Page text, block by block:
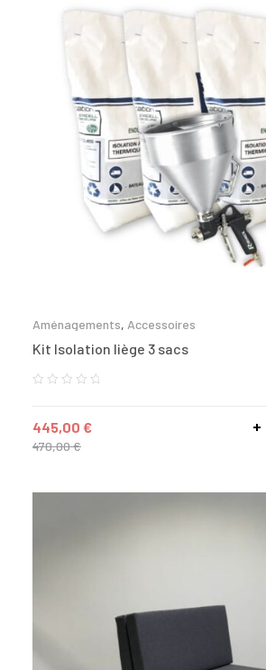
Aménagements, Accessoires
Kit Isolation liège 3 sacs
470,00€
445,00 €